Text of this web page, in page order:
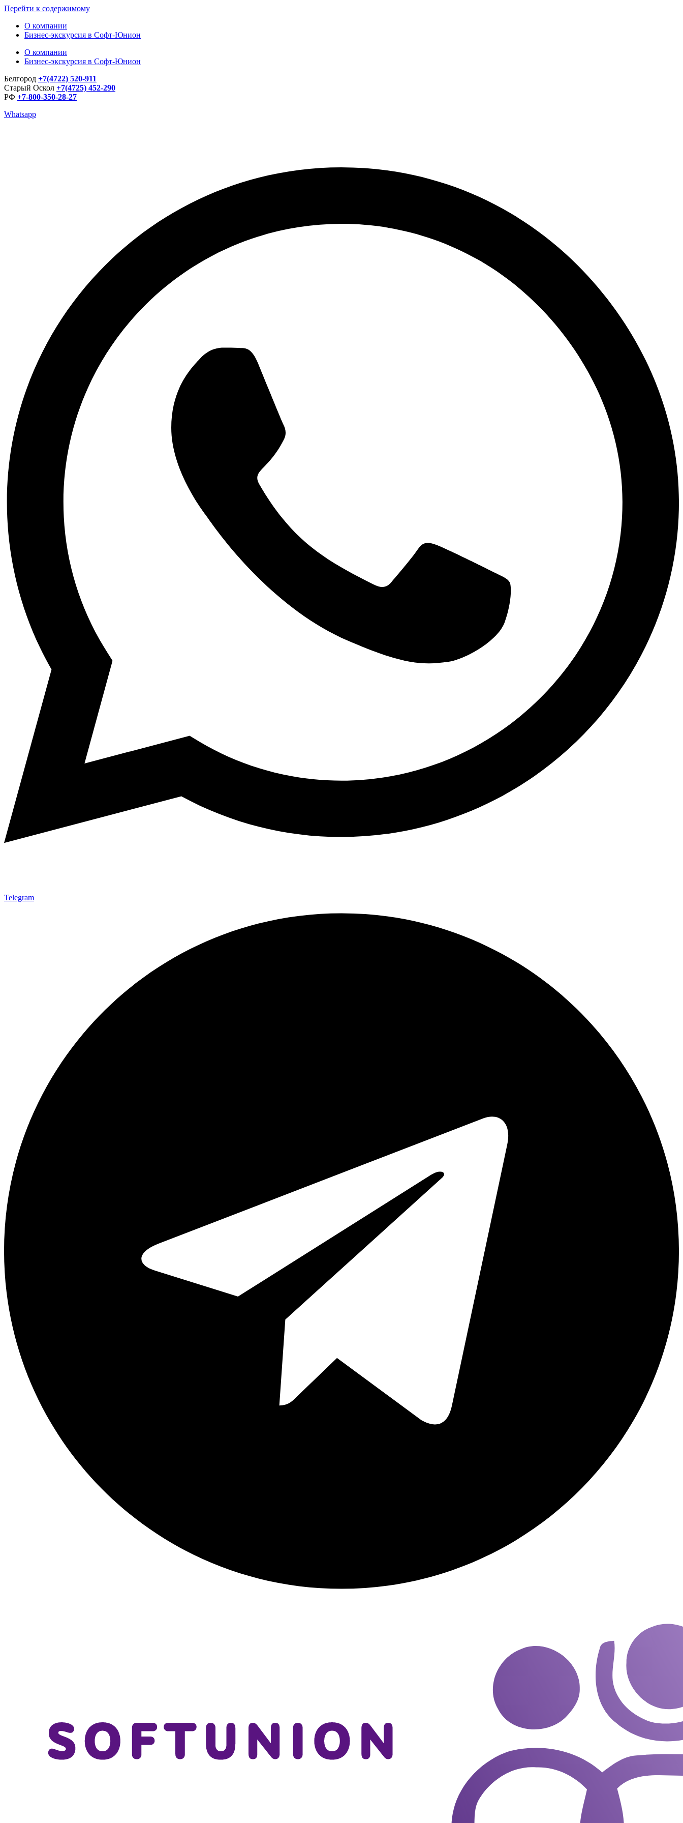
Перейти к содержимому
О компании
Бизнес-экскурсия в Софт-Юнион
О компании
Бизнес-экскурсия в Софт-Юнион
Белгород +7(4722) 520-911
Старый Оскол +7(4725) 452-290
РФ +7-800-350-28-27
Whatsapp
Telegram